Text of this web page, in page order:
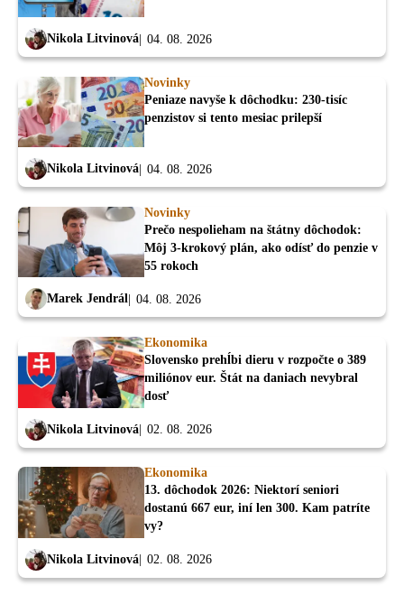
Nikola Litvinová 04. 08. 2026
Novinky
Peniaze navyše k dôchodku: 230-tisíc
penzistov si tento mesiac prilepší
Nikola Litvinová 04. 08. 2026
Novinky
Prečo nespolieham na štátny dôchodok:
Môj 3-krokový plán, ako odísť do penzie v
55 rokoch
Marek Jendrál 04. 08. 2026
Ekonomika
Slovensko prehĺbi dieru v rozpočte o 389
miliónov eur. Štát na daniach nevybral
dosť
Nikola Litvinová 02. 08. 2026
Ekonomika
13. dôchodok 2026: Niektorí seniori
dostanú 667 eur, iní len 300. Kam patríte
vy?
Nikola Litvinová 02. 08. 2026